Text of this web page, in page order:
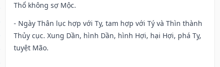
Thổ không sợ Mộc.
- Ngày Thân lục hợp với Tỵ, tam hợp với Tý và Thìn thành
Thủy cục. Xung Dần, hình Dần, hình Hợi, hại Hợi, phá Tỵ,
tuyệt Mão.